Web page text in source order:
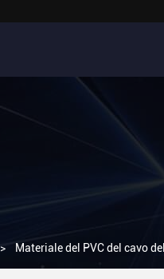
> Materiale del PVC del cavo